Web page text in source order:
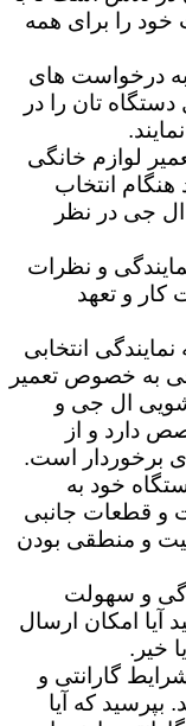
را برای همه
درخواست های
تان را در
لوازم خانگی
هنگام انتخاب
ال جی در نظر
و نظرات
کار و تعهد
انتخابی
به خصوص تعمیر
ال جی و
دارد و از
برخوردار است.
خود به
و قطعات جانبی
و منطقی بودن
و سهولت
آیا امکان ارسال
خیر.
گارانتی و
که آیا